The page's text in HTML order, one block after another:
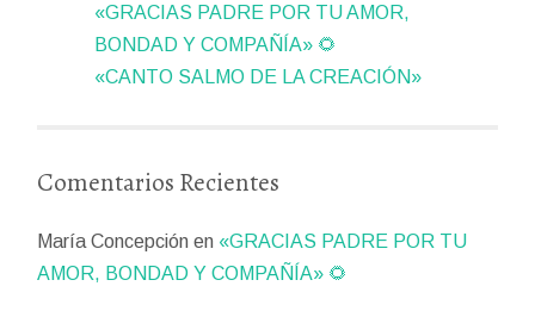
«GRACIAS PADRE POR TU AMOR,
BONDAD Y COMPAÑÍA» 🌻
«CANTO SALMO DE LA CREACIÓN»
Comentarios Recientes
María Concepción en «GRACIAS PADRE POR TU
AMOR, BONDAD Y COMPAÑÍA» 🌻